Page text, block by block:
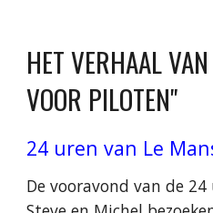
HET VERHAAL
VOOR PILOTEN"
24 uren van Le
De vooravond van de